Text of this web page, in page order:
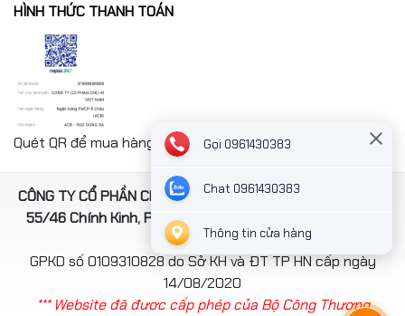
HÌNH THỨC THANH TOÁN
Quét QR để mua hàng nhanh chóng thanh toán công ty
CÔNG TY CỔ PHẦN CNC-AI VIỆT NAM. Địa chỉ: Số 4, ngách
55/46 Chính Kinh, Phường Thanh Xuân, TP Hà Nội, Việt
Nam
GPKD số 0109310828 do Sở KH và ĐT TP HN cấp ngày
14/08/2020
*** Website đã đươc cấp phép của Bộ Công Thương
Gọi 0961430383
Chat 0961430383
Thông tin cửa hàng